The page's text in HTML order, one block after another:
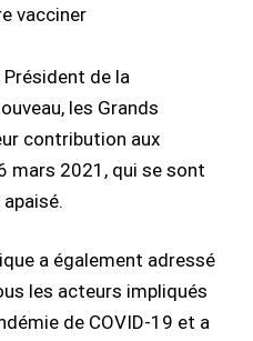
vacciner
de la
les Grands
contribution aux
mars 2021, qui se sont
a également adressé
les acteurs impliqués
de COVID-19 et a